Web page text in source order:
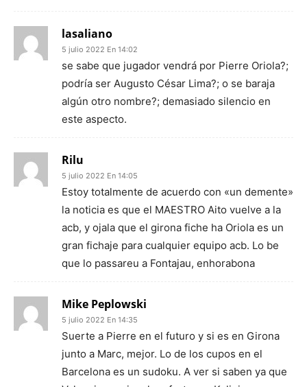
lasaliano
5 julio 2022 En 14:02
se sabe que jugador vendrá por Pierre Oriola?;
podría ser Augusto César Lima?; o se baraja
algún otro nombre?; demasiado silencio en
este aspecto.
Rilu
5 julio 2022 En 14:05
Estoy totalmente de acuerdo con «un demente»
la noticia es que el MAESTRO Aito vuelve a la
acb, y ojala que el girona fiche ha Oriola es un
gran fichaje para cualquier equipo acb. Lo be
que lo passareu a Fontajau, enhorabona
Mike Peplowski
5 julio 2022 En 14:35
Suerte a Pierre en el futuro y si es en Girona
junto a Marc, mejor. Lo de los cupos en el
Barcelona es un sudoku. A ver si saben ya que